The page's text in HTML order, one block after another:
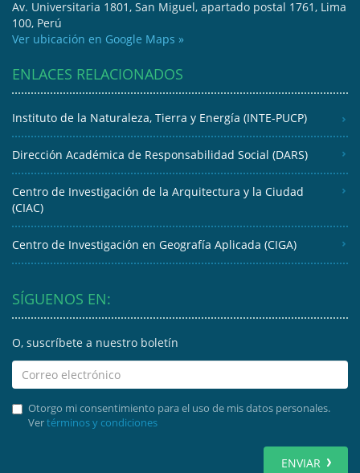
Av. Universitaria 1801, San Miguel, apartado postal 1761, Lima
100, Perú
Ver ubicación en Google Maps »
ENLACES RELACIONADOS
Instituto de la Naturaleza, Tierra y Energía (INTE-PUCP)
Dirección Académica de Responsabilidad Social (DARS)
Centro de Investigación de la Arquitectura y la Ciudad
(CIAC)
Centro de Investigación en Geografía Aplicada (CIGA)
SÍGUENOS EN:
O, suscríbete a nuestro boletín
Otorgo mi consentimiento para el uso de mis datos personales.
Vertérminos y condiciones
ENVIAR